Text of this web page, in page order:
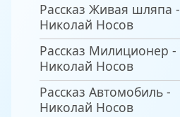
Рассказ Живая шляпа -
Николай Носов
Рассказ Милиционер -
Николай Носов
Рассказ Автомобиль -
Николай Носов